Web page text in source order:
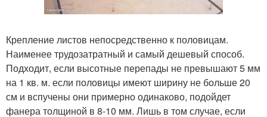
Крепление листов непосредственно к половицам.
Наименее трудозатратный и самый дешевый способ.
Подходит, если высотные перепады не превышают 5 мм
на 1 кв. м. если половицы имеют ширину не больше 20
см и вспучены они примерно одинаково, подойдет
фанера толщиной в 8-10 мм. Лишь в том случае, если